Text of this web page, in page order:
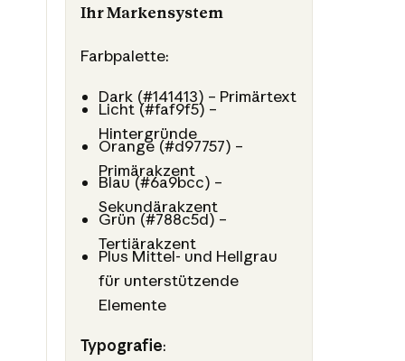
Ihr Markensystem
Farbpalette:
Dark (#141413) – Primärtext
Licht (#faf9f5) –
Hintergründe
Orange (#d97757) –
Primärakzent
Blau (#6a9bcc) –
Sekundärakzent
Grün (#788c5d) –
Tertiärakzent
Plus Mittel- und Hellgrau
für unterstützende
Elemente
Typografie: